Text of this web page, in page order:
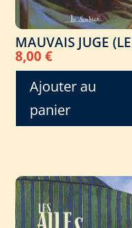
MAUVAIS JUGE
8,00€
Ajouter au
panier